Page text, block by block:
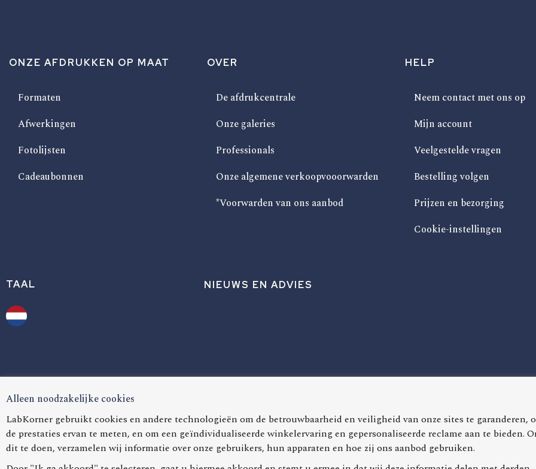
ONZE AFDRUKKEN OP MAAT
Formaten
Afwerkingen
Fotolijsten
Cadeaubonnen
OVER
De afdrukcentrale
Onze galeries
Professionals
Onze algemene verkoopvooorwarden
*Voorwarden van ons aanbod
HELP
Neem contact met ons op
Mijn account
Veelgestelde vragen
Bestelling volgen
Prijzen en bezorging
Cookie-instellingen
TAAL NIEUWS EN ADVIES
Alleen noodzakelijke cookies
LabKorner gebruikt cookies en andere technologieën om de betrouwbaarheid en veiligheid van onze sites te garanderen,
de prestaties ervan te meten, en om een geïndividualiseerde winkelervaring en gepersonaliseerde reclame aan te bieden.
dit te doen, verzamelen wij informatie over onze gebruikers, hun apparaten en hoe zij ons aanbod gebruiken.